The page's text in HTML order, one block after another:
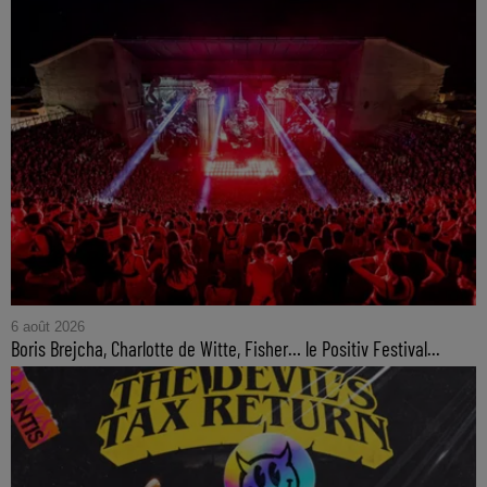
6 août 2026
Boris Brejcha, Charlotte de Witte, Fisher… le Positiv Festival...